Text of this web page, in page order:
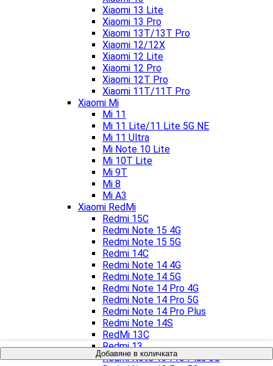
Добавяне в количката
Xiaomi 13 Lite
Xiaomi 13 Pro
Xiaomi 13T/13T Pro
Xiaomi 12/12X
Xiaomi 12 Lite
Xiaomi 12 Pro
Xiaomi 12T Pro
Xiaomi 11T/11T Pro
Xiaomi Mi
Mi 11
Mi 11 Lite/11 Lite 5G NE
Mi 11 Ultra
Mi Note 10 Lite
Mi 10T Lite
Mi 9T
Mi 8
Mi A3
Xiaomi RedMi
Redmi 15C
Redmi Note 15 4G
Redmi Note 15 5G
Redmi 14C
Redmi Note 14 4G
Redmi Note 14 5G
Redmi Note 14 Pro 4G
Redmi Note 14 Pro 5G
Redmi Note 14 Pro Plus
Redmi Note 14S
RedMi 13C
Redmi 13
Redmi Note 13 Pro Plus 5G